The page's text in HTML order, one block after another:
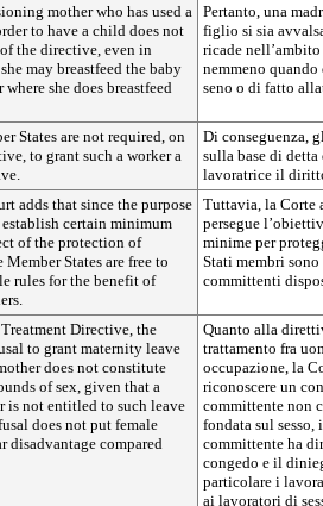
mother who has used a
to have a child does not
the directive, even in
may breastfeed the baby
she does breastfeed
Pertanto, una
figlio si sia
ricade
nemmeno
seno o di fatto
States are not required, on
to grant such a worker a
Di conseguenza,
sulla base di
lavoratrice il
adds that since the purpose
certain minimum
of the protection of
States are free to
rules for the benefit of
Tuttavia, la Corte
persegue
minime per
Stati membri
committenti
Directive, the
to grant maternity leave
does not constitute
of sex, given that a
is not entitled to such leave
does not put female
disadvantage compared
Quanto alla
trattamento fra
occupazione, la
riconoscere un
committente non
fondata sul sesso,
committente ha
congedo e il
particolare i
ai lavoratori di